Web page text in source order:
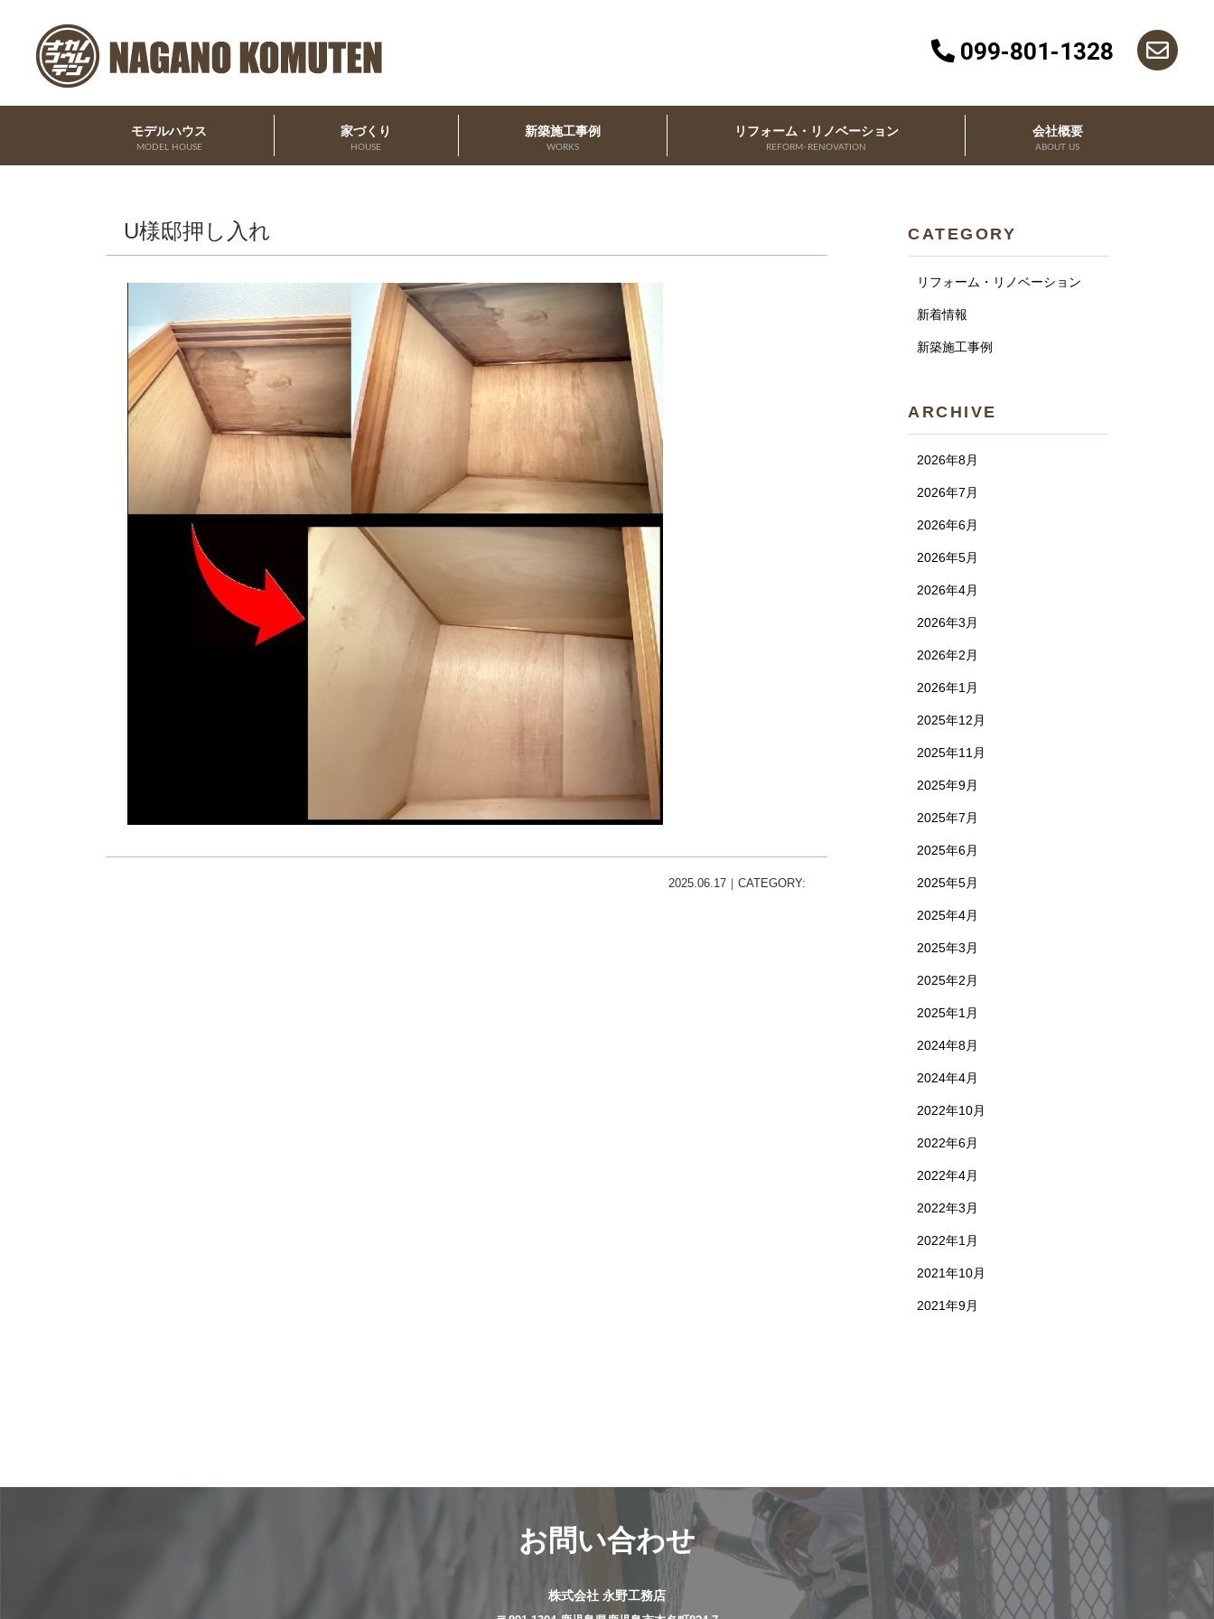
モデルハウス
MODEL HOUSE
家づくり
HOUSE
新築施工事例
WORKS
リフォーム・リノベーション
REFORM･RENOVATION
会社概要
ABOUT US
099-801-1328
U様邸押し入れ
2025.06.17｜CATEGORY:
CATEGORY
リフォーム・リノベーション
新着情報
新築施工事例
ARCHIVE
2026年8月
2026年7月
2026年6月
2026年5月
2026年4月
2026年3月
2026年2月
2026年1月
2025年12月
2025年11月
2025年9月
2025年7月
2025年6月
2025年5月
2025年4月
2025年3月
2025年2月
2025年1月
2024年8月
2024年4月
2022年10月
2022年6月
2022年4月
2022年3月
2022年1月
2021年10月
2021年9月
お問い合わせ
株式会社 永野工務店